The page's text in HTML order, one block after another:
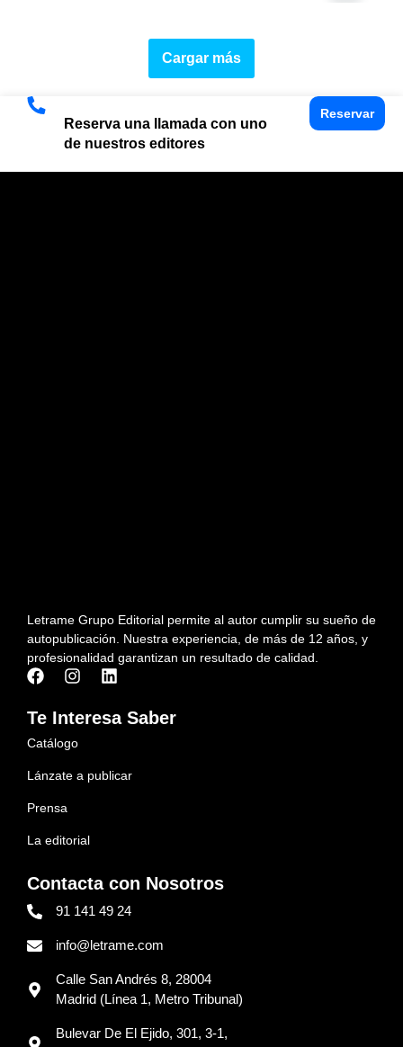
Cargar más
Reserva una llamada con uno
de nuestros editores
Reservar
Letrame Grupo Editorial permite al autor cumplir su sueño de
autopublicación. Nuestra experiencia, de más de 12 años, y
profesionalidad garantizan un resultado de calidad.
Te Interesa Saber
Catálogo
Lánzate a publicar
Prensa
La editorial
Contacta con Nosotros
91 141 49 24
info@letrame.com
Calle San Andrés 8, 28004
Madrid (Línea 1, Metro Tribunal)
Bulevar De El Ejido, 301, 3-1,